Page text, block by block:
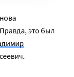
это был